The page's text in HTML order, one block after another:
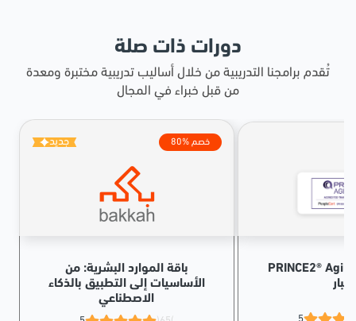
دورات ذات صلة
تُقدم برامجنا التدريبية من خلال أساليب تدريبية مختبرة ومعدة
من قبل خبراء في المجال
جديد 80% خصم
باقة الموارد البشرية: من
الأساسيات إلى التطبيق بالذكاء
الاصطناعي
PRINCE2® Agile محاكاة أسئلة
5